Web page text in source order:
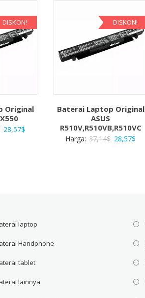
DISKON!
Original
Harga
28,57$
DISKON!
Baterai Laptop Original
ASUS
R510V,R510VB,R510VC
Harga: 37,14$ Harga
28,57$
laptop
Handphone
tablet
lainnya